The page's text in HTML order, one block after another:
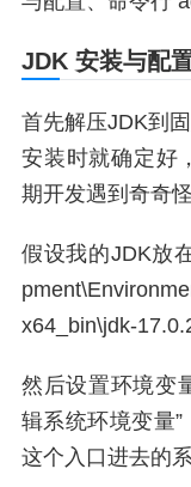
JDK 安装与配
首先解压JDK到
安装时就确定好
期开发遇到奇奇
假设我的JDK放
x64_bin\jdk-
然后设置环境变
辑系统环境变量”
这个入口进去的